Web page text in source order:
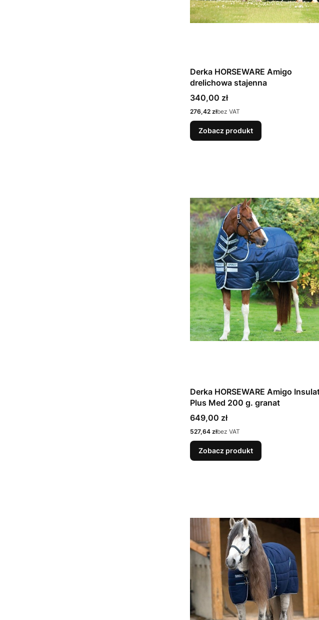
Derka HORSEWARE Amigo
drelichowa stajenna
Cena
340,00 zł
Cena
276,42 złbez VAT
Zobacz produkt
Derka HORSEWARE Amigo
Plus Med 200 g. granat
Cena
649,00 zł
Cena
527,64 złbez VAT
Zobacz produkt